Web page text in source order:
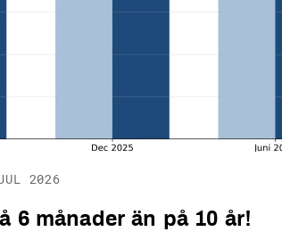
2026
6 månader än på 10 år!